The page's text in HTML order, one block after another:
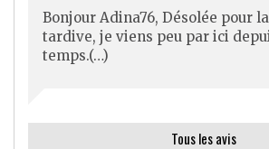
Bonjour Adina76, Désolée pour
tardive, je viens peu par ici
temps.(…)
Tous les avis